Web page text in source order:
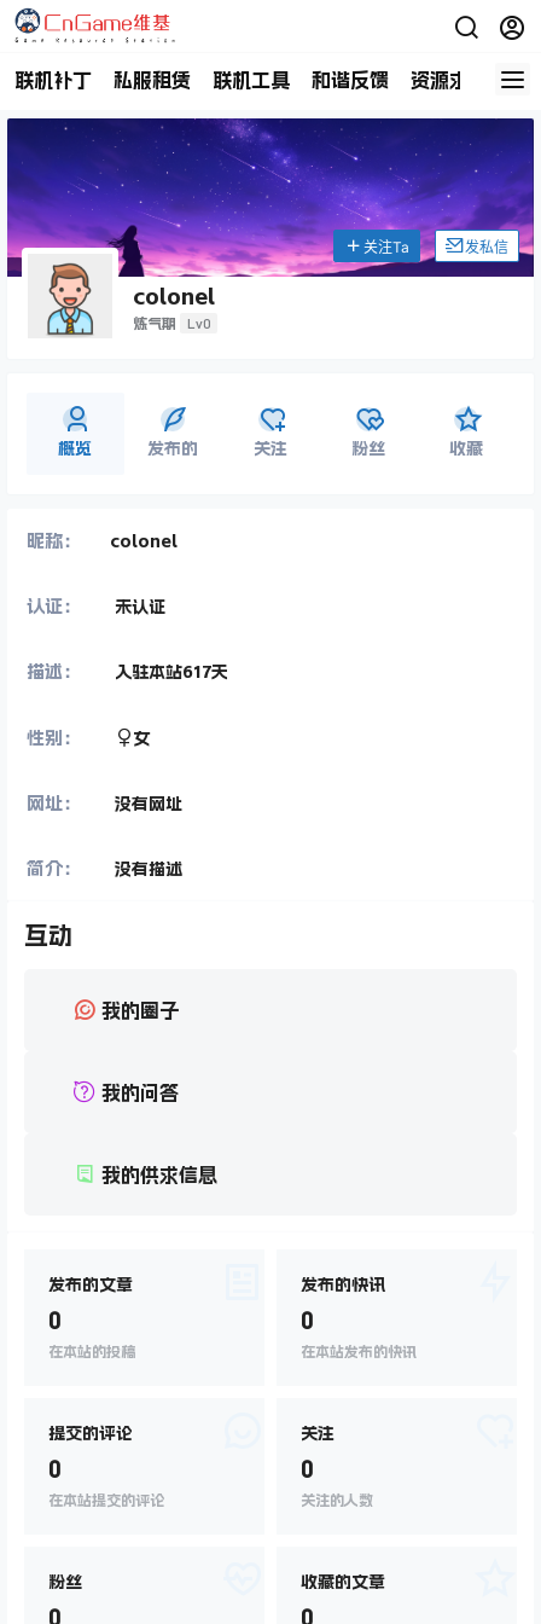
联机补丁 私服租赁 联机工具 和谐反馈 资源求助 商
colonel
炼气期 Lv0
关注Ta 发私信
概览 发布的 关注 粉丝 收藏
昵称： colonel
认证： 未认证
描述： 入驻本站617天
性别： 女
网址： 没有网址
简介： 没有描述
互动
我的圈子
我的问答
我的供求信息
发布的文章
0
在本站的投稿
发布的快讯
0
在本站发布的快讯
提交的评论
0
在本站提交的评论
关注
0
关注的人数
粉丝
0
收藏的文章
0